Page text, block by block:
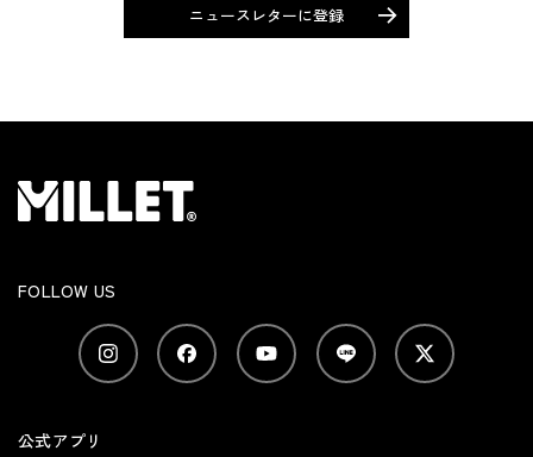
ニュースレターに登録
FOLLOW US
公式アプリ